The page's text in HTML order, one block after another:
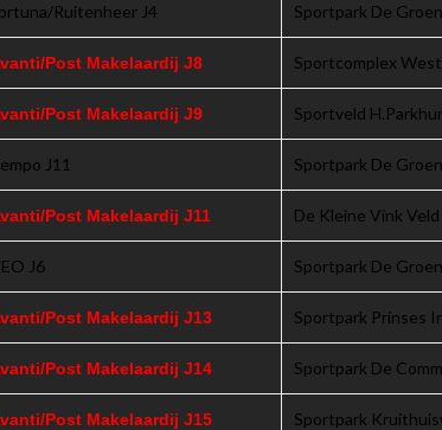
Ruitenheer J4 Sportpark De
Post Makelaardij J8 Sportcomplex
Post Makelaardij J9 Sportveld
J11 Sportpark De
Post Makelaardij J11 De Kleine Vink Veld
J6 Sportpark De
Post Makelaardij J13 Sportpark Prinses
Post Makelaardij J14 Sportpark De
Post Makelaardij J15 Sportpark